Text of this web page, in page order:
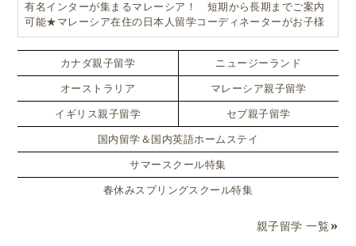
有名インターが集まるマレーシア！ 短期から長期までご案内
可能★マレーシア在住の日本人留学コーディネーターがお子様
お一人おひとりに合ったワンランク上のマレーシア親子留学を
カスタマイズ
カナダ親子留学
ニュージーランド
オーストラリア マレーシア親子留学
イギリス親子留学 セブ親子留学
国内留学＆国内英語ホームステイ
サマースクール特集
春休みスプリングスクール特集
親子留学 一覧